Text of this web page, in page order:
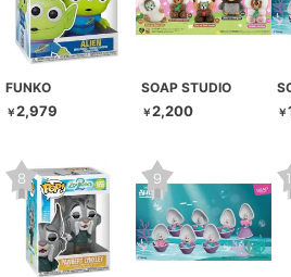
FUNKO
￥2,979
SOAP STUDIO
￥2,200 ￥